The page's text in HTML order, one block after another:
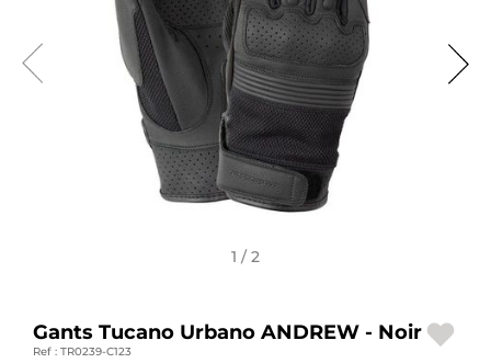
PIÈCES MOTO ET OUTILLAGE
ACCESSOIRES MOTO
BAGAGERIE MOTO
PNEUS MOTO
SPORTSWEAR
BONS PLANS ET PROMO
1 / 2
Gants Tucano Urbano ANDREW - Noir
Ref : TR0239-C123